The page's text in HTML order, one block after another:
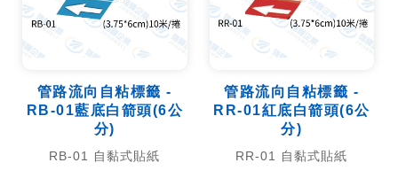
管路流向自粘標籤 -
RB-01藍底白箭頭(6公
分)
RB-01 自黏式貼紙
管路流向自粘標籤 -
RR-01紅底白箭頭(6公
分)
RR-01 自黏式貼紙